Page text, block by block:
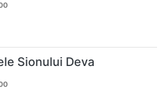
Sionului Deva